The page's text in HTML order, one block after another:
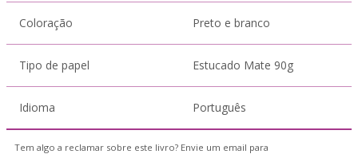
Coloração Preto e branco
Tipo de papel Estucado Mate 90g
Idioma Português
Tem algo a reclamar sobre este livro? Envie um email para